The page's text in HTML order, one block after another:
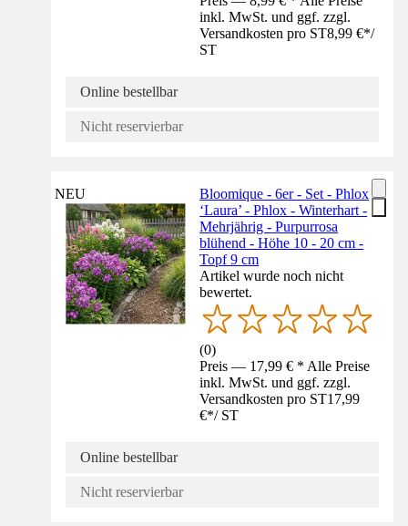
inkl. MwSt. und ggf. zzgl.
Versandkosten pro ST8,99 €*/
ST
Online bestellbar
Nicht reservierbar
NEU
Bloomique - 6er - Set - Phlox
‘Laura’ - Phlox - Winterhart -
Mehrjährig - Purpurrosa
blühend - Höhe 10 - 20 cm -
Topf 9 cm
Artikel wurde noch nicht
bewertet.
(0)
Preis — 17,99 € * Alle Preise
inkl. MwSt. und ggf. zzgl.
Versandkosten pro ST17,99
€*/ ST
Online bestellbar
Nicht reservierbar